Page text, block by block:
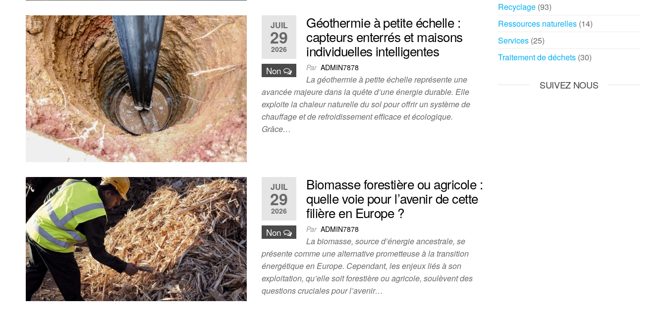
JUIL
29
2026
Non
Géothermie à petite échelle :
capteurs enterrés et maisons
individuelles intelligentes
Par ADMIN7878
La géothermie à petite échelle représente une
avancée majeure dans la quête d’une énergie durable. Elle
exploite la chaleur naturelle du sol pour offrir un système de
chauffage et de refroidissement efficace et écologique.
Grâce…
JUIL
29
2026
Non
Biomasse forestière ou agricole :
quelle voie pour l’avenir de cette
filière en Europe ?
Par ADMIN7878
La biomasse, source d’énergie ancestrale, se
présente comme une alternative prometteuse à la transition
énergétique en Europe. Cependant, les enjeux liés à son
exploitation, qu’elle soit forestière ou agricole, soulèvent des
questions cruciales pour l’avenir…
Recyclage(93)
Ressources naturelles(14)
Services(25)
Traitement de déchets(30)
SUIVEZ NOUS